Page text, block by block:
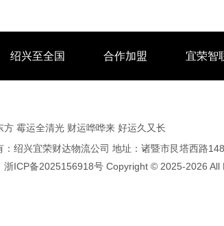
绍兴至全国 合作加盟 宜荣智
方 霉运全清光 财运哗哗来 好运久又长
：绍兴宜荣财达物流公司 地址：诸暨市艮塔西路
浙ICP备2025156918号 Copyright © 2025-2026 All